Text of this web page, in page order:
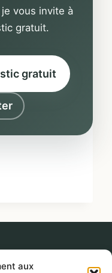
aux
vous invite à
gratuit.
gratuit